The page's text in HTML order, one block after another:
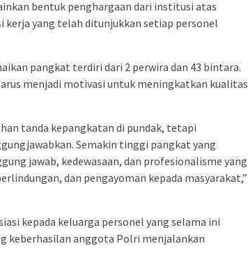
bentuk penghargaan dari institusi atas
yang telah ditunjukkan setiap personel
pangkat terdiri dari 2 perwira dan 43 bintara.
menjadi motivasi untuk meningkatkan kualitas
tanda kepangkatan di pundak, tetapi
Semakin tinggi pangkat yang
jawab, kedewasaan, dan profesionalisme yang
dan pengayoman kepada masyarakat,”
kepada keluarga personel yang selama ini
keberhasilan anggota Polri menjalankan